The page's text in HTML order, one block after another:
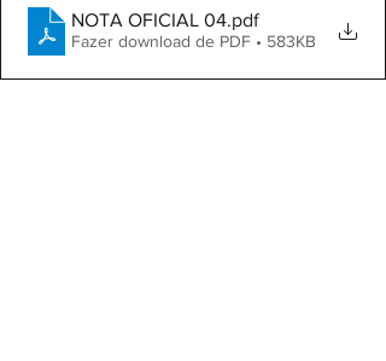
NOTA OFICIAL 04.pdf
Fazer download de PDF • 583KB